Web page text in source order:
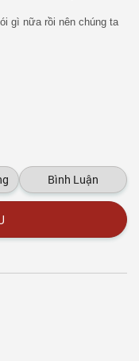
gì nữa rồi nên chúng ta
Bình Luận